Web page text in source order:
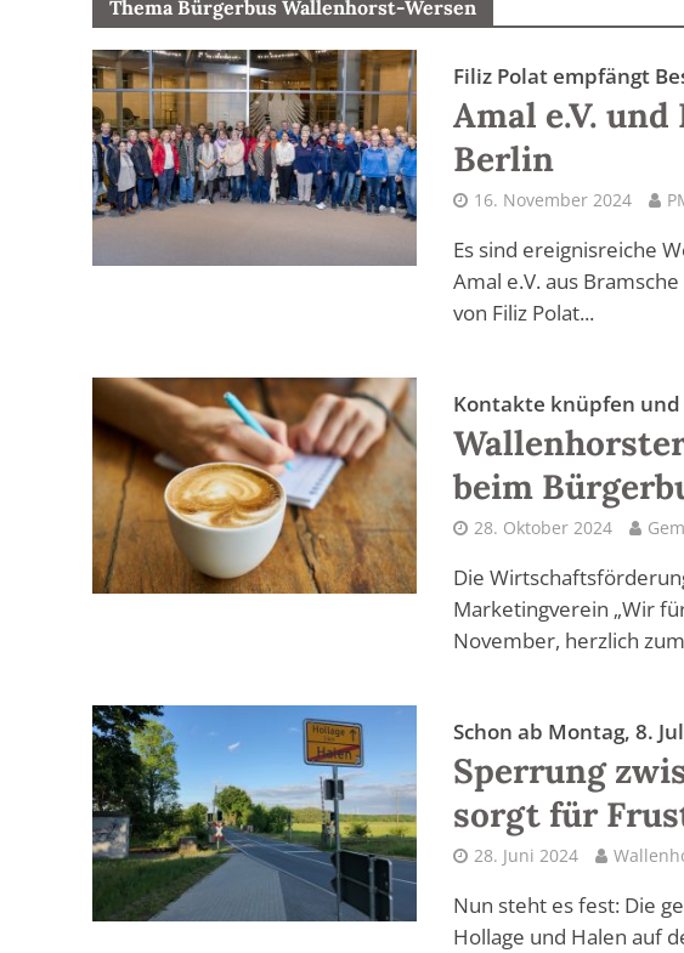
Thema Bürgerbus Wallenhorst-Wersen
Filiz Polat empfängt
Amal e.V.
Berlin
16. November 2024
Es sind ereignisreiche
Amal e.V. aus
von Filiz Polat...
Kontakte knüpfen
beim
28. Oktober 2024
Die
Marketingverein „Wir
November, herzlich
Schon ab Montag, 8.
Sperrung
sorgt für
28. Juni 2024
Nun steht es fest: Die
Hollage und Halen auf